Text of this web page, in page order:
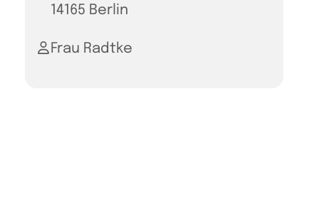
14165 Berlin
Frau Radtke